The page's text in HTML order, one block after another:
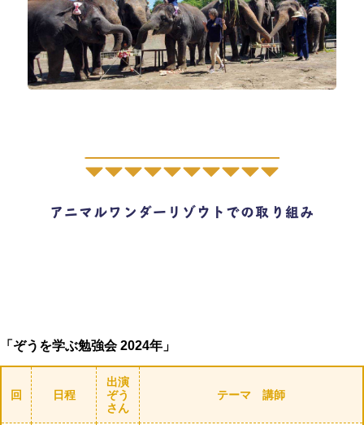
アニマルワンダーリゾウトでの取り組み
「ぞうを学ぶ勉強会 2024年」
回 日程
出演
ぞう
さん
テーマ 講師